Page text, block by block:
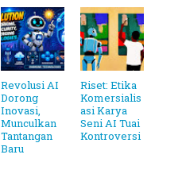
Revolusi AI
Dorong
Inovasi,
Munculkan
Tantangan
Baru
Riset: Etika
Komersialis
asi Karya
Seni AI Tuai
Kontroversi